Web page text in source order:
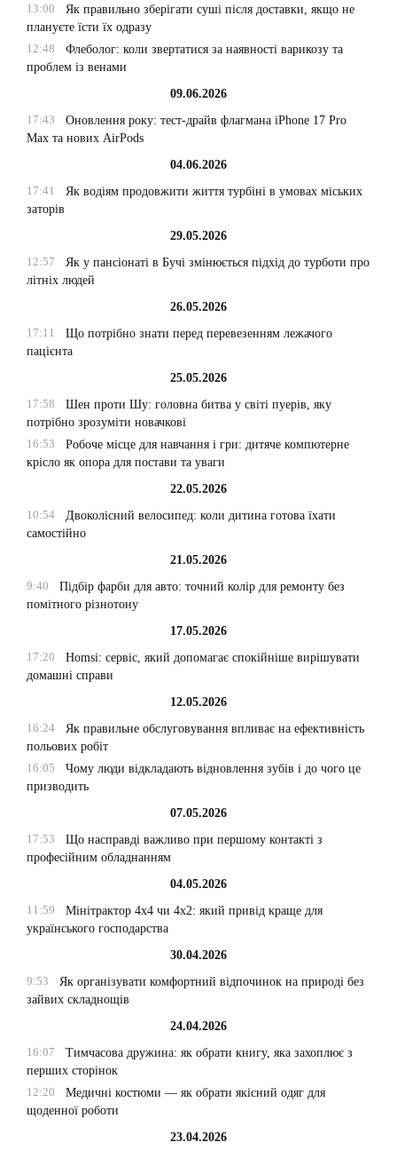
13:00
Як правильно зберігати суші після доставки, якщо не
плануєте їсти їх одразу
12:48
Флеболог: коли звертатися за наявності варикозу та
проблем із венами
09.06.2026
17:43
Оновлення року: тест-драйв флагмана iPhone 17 Pro
Max та нових AirPods
04.06.2026
17:41
Як водіям продовжити життя турбіні в умовах міських
заторів
29.05.2026
12:57
Як у пансіонаті в Бучі змінюється підхід до турботи про
літніх людей
26.05.2026
17:11
Що потрібно знати перед перевезенням лежачого
пацієнта
25.05.2026
17:58
Шен проти Шу: головна битва у світі пуерів, яку
потрібно зрозуміти новачкові
16:53
Робоче місце для навчання і гри: дитяче компютерне
крісло як опора для постави та уваги
22.05.2026
10:54
Двоколісний велосипед: коли дитина готова їхати
самостійно
21.05.2026
9:40
Підбір фарби для авто: точний колір для ремонту без
помітного різнотону
17.05.2026
17:20
Homsi: сервіс, який допомагає спокійніше вирішувати
домашні справи
12.05.2026
16:24
Як правильне обслуговування впливає на ефективність
польових робіт
16:05
Чому люди відкладають відновлення зубів і до чого це
призводить
07.05.2026
17:53
Що насправді важливо при першому контакті з
професійним обладнанням
04.05.2026
11:59
Мінітрактор 4х4 чи 4х2: який привід краще для
українського господарства
30.04.2026
9:53
Як організувати комфортний відпочинок на природі без
зайвих складнощів
24.04.2026
16:07
Тимчасова дружина: як обрати книгу, яка захоплює з
перших сторінок
12:20
Медичні костюми — як обрати якісний одяг для
щоденної роботи
23.04.2026